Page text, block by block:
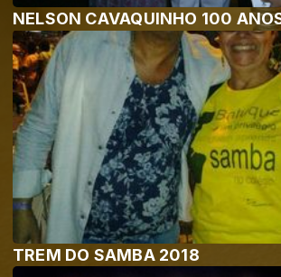
NELSON CAVAQUINHO 100
TREM DO SAMBA 2018